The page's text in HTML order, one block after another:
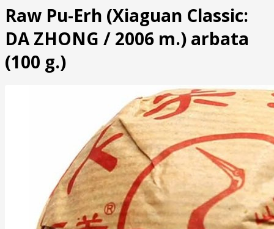
Raw Pu-Erh (Xiaguan Classic:
DA ZHONG / 2006 m.) arbata
(100 g.)